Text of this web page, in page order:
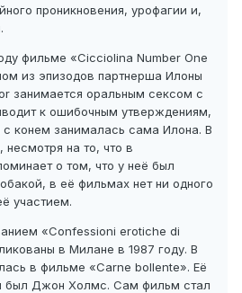
проникновения, урофагии и,
фильме «Cicciolina Number One
из эпизодов партнерша Илоны
занимается оральным сексом с
к ошибочным утверждениям,
конем занималась сама Илона. В
несмотря на то, что в
о том, что у неё был
в её фильмах нет ни одного
участием.
«Confessioni erotiche di
в Милане в 1987 году. В
в фильме «Carne bollente». Её
был Джон Холмс. Сам фильм стал